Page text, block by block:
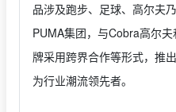
品涉及跑步、足球、高尔夫
PUMA集团，与Cobra高尔
牌采用跨界合作等形式，推
为行业潮流领先者。